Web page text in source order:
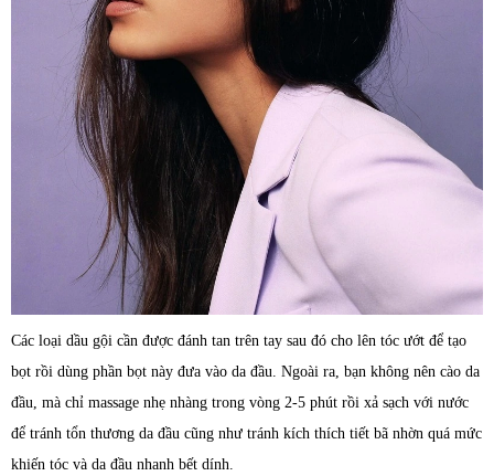
Các loại dầu gội cần được đánh tan trên tay sau đó cho lên tóc ướt để tạo
bọt rồi dùng phần bọt này đưa vào da đầu. Ngoài ra, bạn không nên cào da
đầu, mà chỉ massage nhẹ nhàng trong vòng 2-5 phút rồi xả sạch với nước
để tránh tổn thương da đầu cũng như tránh kích thích tiết bã nhờn quá mức
khiến tóc và da đầu nhanh bết dính.